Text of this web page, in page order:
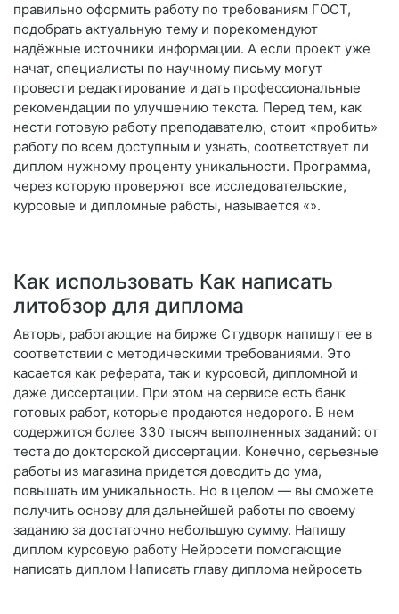
правильно оформить работу по требованиям ГОСТ,
подобрать актуальную тему и порекомендуют
надёжные источники информации. А если проект уже
начат, специалисты по научному письму могут
провести редактирование и дать профессиональные
рекомендации по улучшению текста. Перед тем, как
нести готовую работу преподавателю, стоит «пробить»
работу по всем доступным и узнать, соответствует ли
диплом нужному проценту уникальности. Программа,
через которую проверяют все исследовательские,
курсовые и дипломные работы, называется «».
Как использовать Как написать
литобзор для диплома
Авторы, работающие на бирже Студворк напишут ее в
соответствии с методическими требованиями. Это
касается как реферата, так и курсовой, дипломной и
даже диссертации. При этом на сервисе есть банк
готовых работ, которые продаются недорого. В нем
содержится более 330 тысяч выполненных заданий: от
теста до докторской диссертации. Конечно, серьезные
работы из магазина придется доводить до ума,
повышать им уникальность. Но в целом — вы сможете
получить основу для дальнейшей работы по своему
заданию за достаточно небольшую сумму. Напишу
диплом курсовую работу Нейросети помогающие
написать диплом Написать главу диплома нейросеть